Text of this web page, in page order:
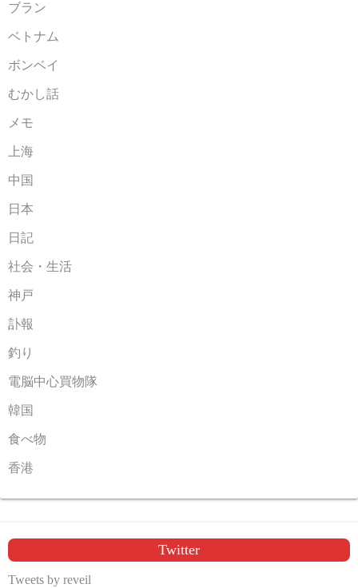
ブラン
ベトナム
ボンベイ
むかし話
メモ
上海
中国
日本
日記
社会・生活
神戸
訃報
釣り
電脳中心買物隊
韓国
食べ物
香港
Twitter
Tweets by reveil